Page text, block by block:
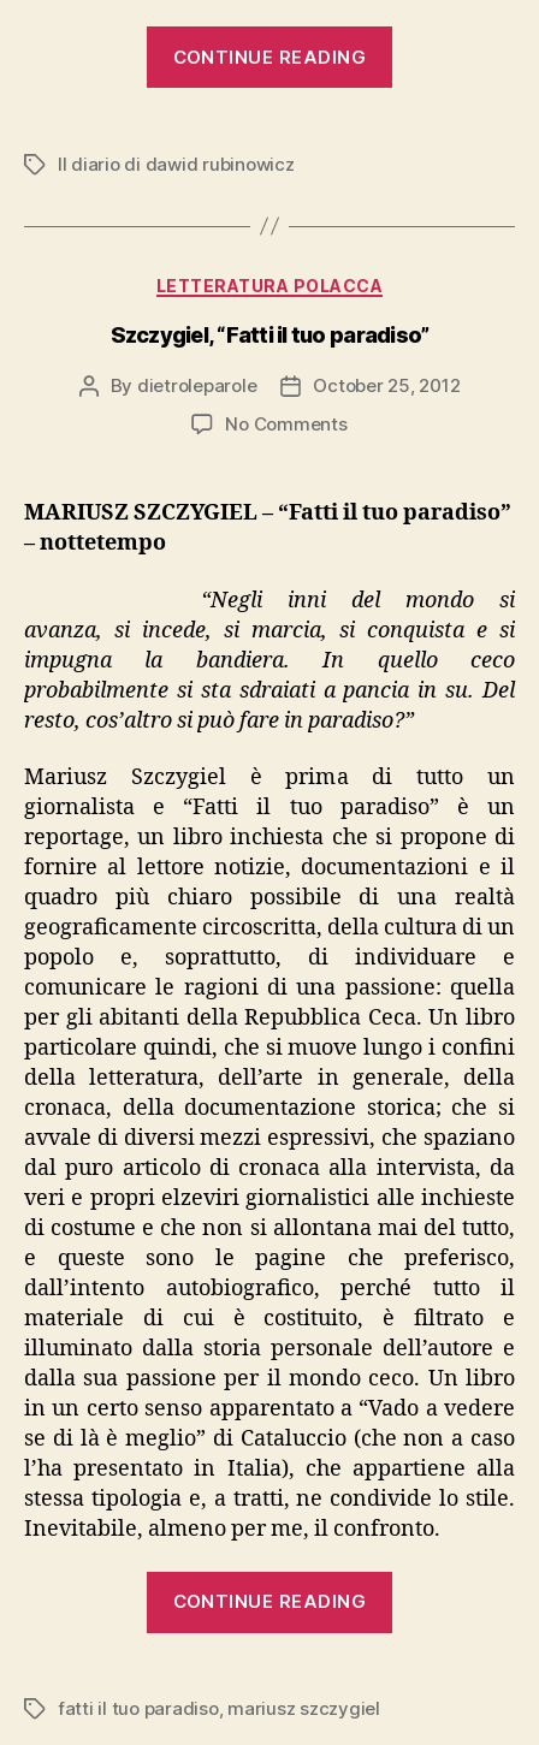
CONTINUE READING
TagsIl diario di dawid rubinowicz
Categories
LETTERATURA POLACCA
Szczygiel, “Fatti il tuo paradiso”
Post
By dietroleparole
PostOctober 25, 2012
No Commentson
il
MARIUSZ SZCZYGIEL – “Fatti il tuo paradiso”
– nottetempo
“Negli inni del mondo si
avanza, si incede, si marcia, si conquista e si
impugna la bandiera. In quello ceco
probabilmente si sta sdraiati a pancia in su. Del
resto, cos’altro si può fare in paradiso?”
Mariusz Szczygiel è prima di tutto un
giornalista e “Fatti il tuo paradiso” è un
reportage, un libro inchiesta che si propone di
fornire al lettore notizie, documentazioni e il
quadro più chiaro possibile di una realtà
geograficamente circoscritta, della cultura di un
popolo e, soprattutto, di individuare e
comunicare le ragioni di una passione: quella
per gli abitanti della Repubblica Ceca. Un libro
particolare quindi, che si muove lungo i confini
della letteratura, dell’arte in generale, della
cronaca, della documentazione storica; che si
avvale di diversi mezzi espressivi, che spaziano
dal puro articolo di cronaca alla intervista, da
veri e propri elzeviri giornalistici alle inchieste
di costume e che non si allontana mai del tutto,
e queste sono le pagine che preferisco,
dall’intento autobiografico, perché tutto il
materiale di cui è costituito, è filtrato e
illuminato dalla storia personale dell’autore e
dalla sua passione per il mondo ceco. Un libro
in un certo senso apparentato a “Vado a vedere
se di là è meglio” di Cataluccio (che non a caso
l’ha presentato in Italia), che appartiene alla
stessa tipologia e, a tratti, ne condivide lo stile.
Inevitabile, almeno per me, il confronto.
CONTINUE READING
Tagsfatti il tuo paradiso, mariusz szczygiel